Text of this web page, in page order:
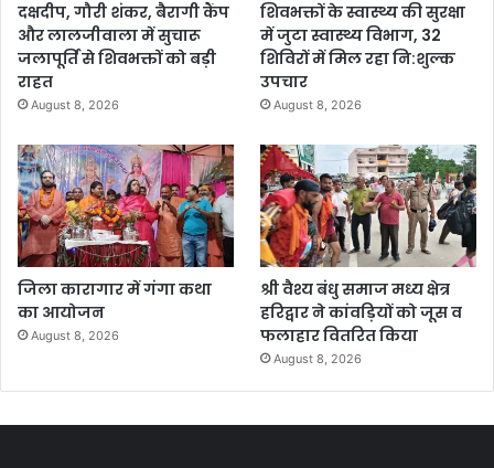
दक्षदीप, गौरी शंकर, बैरागी कैंप
और लालजीवाला में सुचारू
जलापूर्ति से शिवभक्तों को बड़ी
राहत
August 8, 2026
शिवभक्तों के स्वास्थ्य की सुरक्षा
में जुटा स्वास्थ्य विभाग, 32
शिविरों में मिल रहा नि:शुल्क
उपचार
August 8, 2026
जिला कारागार में गंगा कथा
का आयोजन
August 8, 2026
श्री वैश्य बंधु समाज मध्य क्षेत्र
हरिद्वार ने कांवड़ियों को जूस व
फलाहार वितरित किया
August 8, 2026